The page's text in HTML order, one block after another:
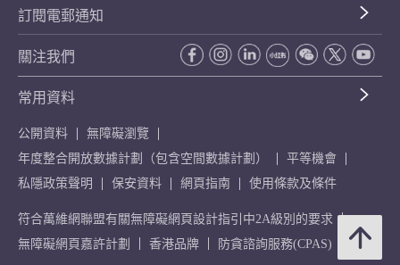
訂閱電郵通知
關注我們
常用資料
公開資料
無障礙瀏覽
年度整合開放數據計劃（包含空間數據計劃）
平等機會
私隱政策聲明
保安資料 網頁指南 使用條款及條件
符合萬維網聯盟有關無障礙網頁設計指引中2A級別的要求
無障礙網頁嘉許計劃
香港品牌 防貪諮詢服務(CPAS)